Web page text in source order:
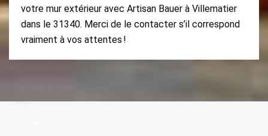
votre mur extérieur avec Artisan Bauer à Villematier
dans le 31340. Merci de le contacter s’il correspond
vraiment à vos attentes !